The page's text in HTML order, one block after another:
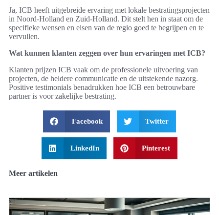
Ja, ICB heeft uitgebreide ervaring met lokale bestratingsprojecten
in Noord-Holland en Zuid-Holland. Dit stelt hen in staat om de
specifieke wensen en eisen van de regio goed te begrijpen en te
vervullen.
Wat kunnen klanten zeggen over hun ervaringen met ICB?
Klanten prijzen ICB vaak om de professionele uitvoering van
projecten, de heldere communicatie en de uitstekende nazorg.
Positive testimonials benadrukken hoe ICB een betrouwbare
partner is voor zakelijke bestrating.
Facebook Twitter
LinkedIn Pinterest
Meer artikelen